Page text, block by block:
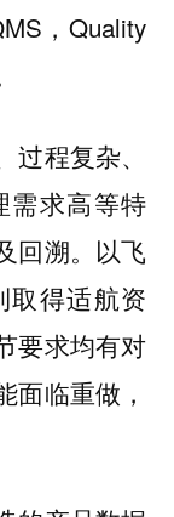
，Quality
程复杂、
需求高等特
回溯。以飞
取得适航资
要求均有对
面临重做，